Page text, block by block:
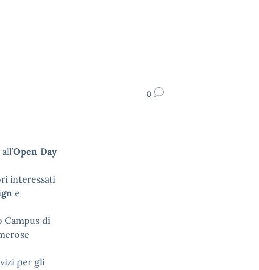
0
Open Day
interessati
e
Campus di
per gli